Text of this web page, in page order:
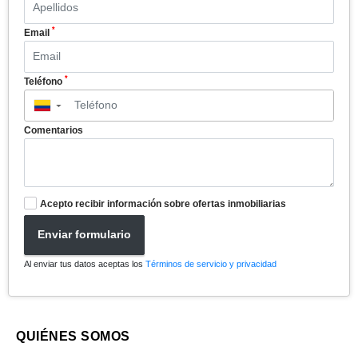
Email *
Teléfono *
▼
Comentarios
Acepto recibir información sobre ofertas inmobiliarias
Enviar formulario
Al enviar tus datos aceptas los Términos de servicio y privacidad
QUIÉNES SOMOS